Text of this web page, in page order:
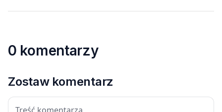
0 komentarzy
Zostaw komentarz